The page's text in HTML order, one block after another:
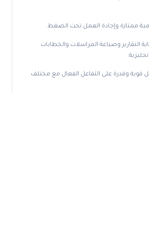
ممتازة وإجادة العمل تحت الضغط.
التقارير وصياغة المراسلات والخطابات
قوية وقدرة على التفاعل الفعال مع مختلف